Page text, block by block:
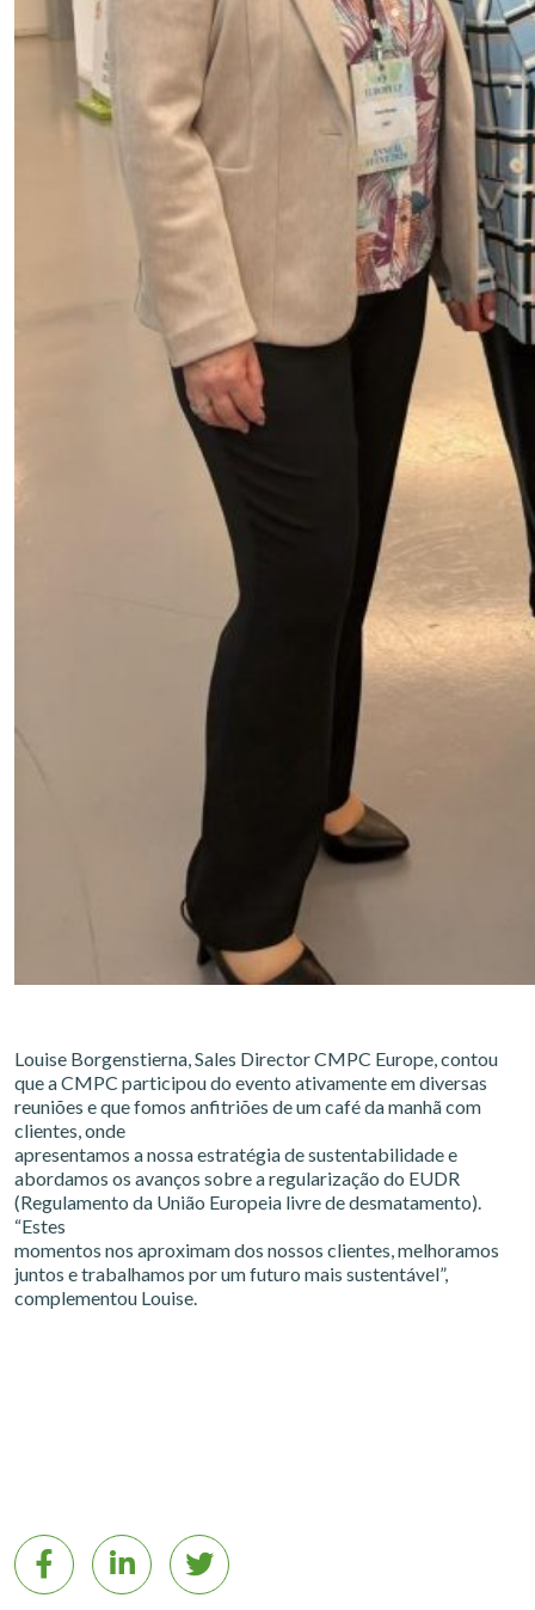
Louise Borgenstierna, Sales Director CMPC Europe, contou
que a CMPC participou do evento ativamente em diversas
reuniões e que fomos anfitriões de um café da manhã com
clientes, onde
apresentamos a nossa estratégia de sustentabilidade e
abordamos os avanços sobre a regularização do EUDR
(Regulamento da União Europeia livre de desmatamento).
“Estes
momentos nos aproximam dos nossos clientes, melhoramos
juntos e trabalhamos por um futuro mais sustentável”,
complementou Louise.